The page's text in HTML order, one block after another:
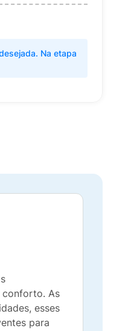
Na etapa
conforto. As
esses
para